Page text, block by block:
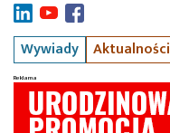
Wywiady Aktualności